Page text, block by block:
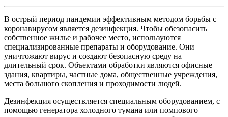
В острый период пандемии эффективным методом борьбы с
коронавирусом является дезинфекция. Чтобы обезопасить
собственное жилье и рабочее место, используются
специализированные препараты и оборудование. Они
уничтожают вирус и создают безопасную среду на
длительный срок. Объектами обработки являются офисные
здания, квартиры, частные дома, общественные учреждения,
места большого скопления и проходимости людей.
Дезинфекция осуществляется специальным оборудованием, с
помощью генератора холодного тумана или помпового